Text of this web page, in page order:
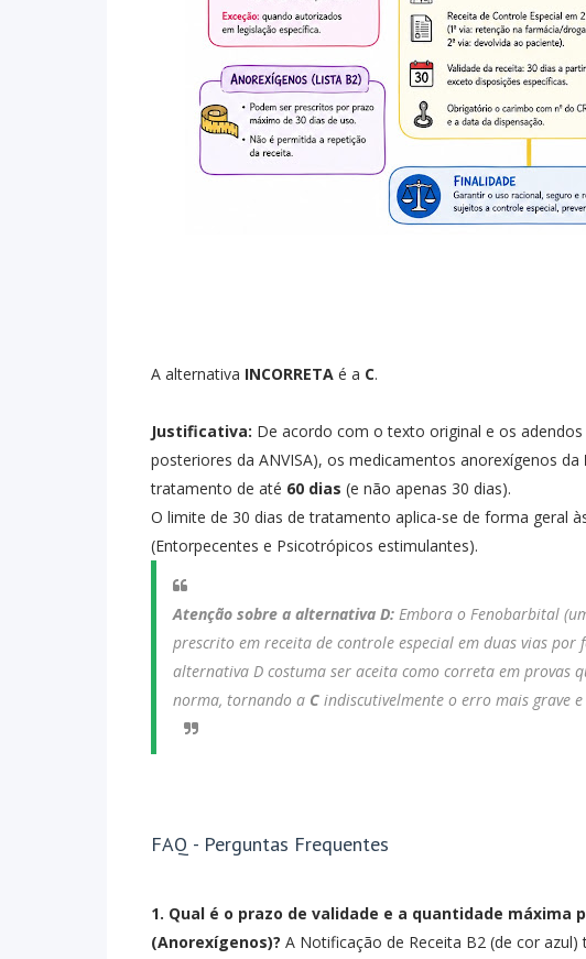
A alternativa INCORRETA é a C.
Justificativa: De acordo com o texto original e os
posteriores da ANVISA), os medicamentos anorexígenos da
tratamento de até 60 dias (e não apenas 30 dias).
O limite de 30 dias de tratamento aplica-se de forma geral
(Entorpecentes e Psicotrópicos estimulantes).
Atenção sobre a alternativa D: Embora o Fenobarbital
prescrito em receita de controle especial em duas vias por
alternativa D costuma ser aceita como correta em provas
norma, tornando a C indiscutivelmente o erro mais grave
FAQ - Perguntas Frequentes
1. Qual é o prazo de validade e a quantidade máxima
(Anorexígenos)? A Notificação de Receita B2 (de cor azul)